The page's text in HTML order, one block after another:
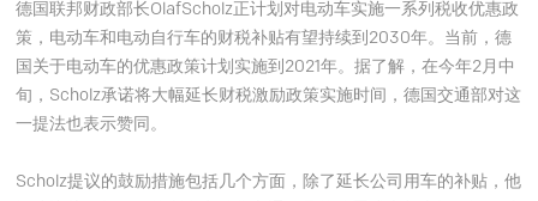
德国联邦财政部长OlafScholz正计划对电动车实施一系列税收优惠政
策，电动车和电动自行车的财税补贴有望持续到2030年。当前，德
国关于电动车的优惠政策计划实施到2021年。据了解，在今年2月中
旬，Scholz承诺将大幅延长财税激励政策实施时间，德国交通部对这
一提法也表示赞同。
Scholz提议的鼓励措施包括几个方面，除了延长公司用车的补贴，他